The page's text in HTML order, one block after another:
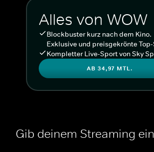
Alles von WOW
Blockbuster kurz nach dem Kino.
Exklusive und preisgekrönte
Kompletter Live-Sport von Sky
AB 34,97 MTL.
Gib deinem Streaming